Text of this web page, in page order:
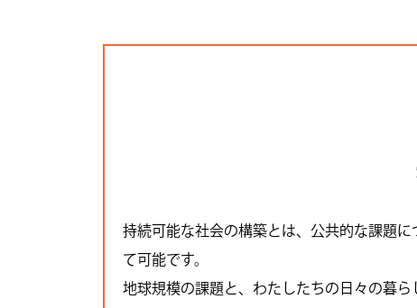
持続可能な社会の構築とは、公共的な課題
て可能です。
地球規模の課題と、わたしたちの日々の暮